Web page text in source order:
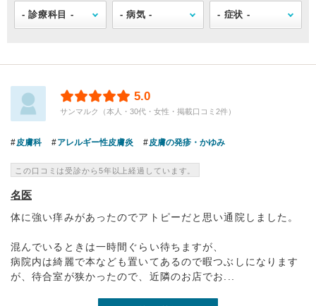
5.0
サンマルク（本人・30代・女性・掲載口コミ2件）
皮膚科 アレルギー性皮膚炎 皮膚の発疹・かゆみ
この口コミは受診から5年以上経過しています。
名医
体に強い痒みがあったのでアトピーだと思い通院しました。
混んでいるときは一時間ぐらい待ちますが、
病院内は綺麗で本なども置いてあるので暇つぶしになります
が、待合室が狭かったので、近隣のお店でお...